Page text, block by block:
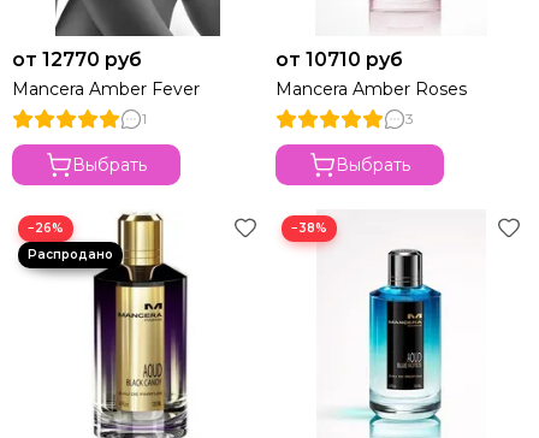
от 12770 руб
Mancera Amber Fever
1
Выбрать
от 10710 руб
Mancera Amber Roses
3
Выбрать
−26% −38%